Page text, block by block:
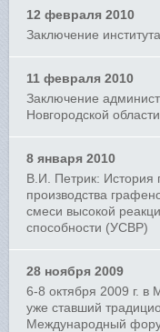
12 февраля 2010
Заключение
11 февраля 2010
Заключение
Новгородской области
8 января 2010
В.И. Петрик:
производства
смеси высокой
способности (УСВР)
28 ноября 2009
6-8 октября 2009 г. в
уже ставший
Международный